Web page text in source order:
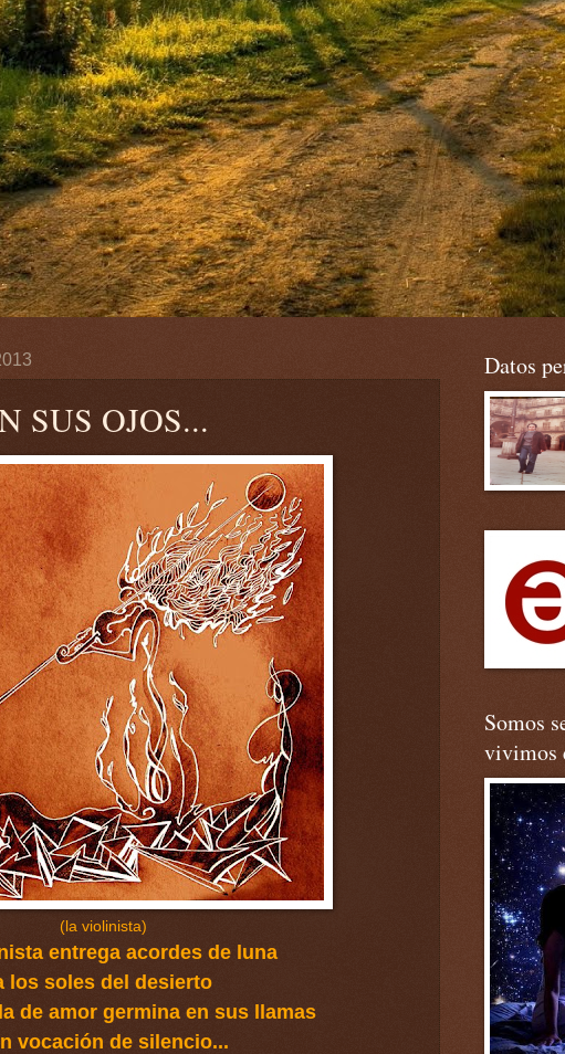
SUS OJOS...
(la violinista)
entrega acordes de luna
los soles del desierto
de amor germina en sus llamas
vocación de silencio...
Datos
Somos
vivimos